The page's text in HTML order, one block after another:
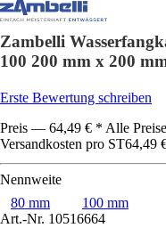
Zambelli
100 200 mm x 200
Erste Bewertung schreiben
Preis — 64,49 € * Alle
Versandkosten pro ST64,49
Nennweite
80 mm
100 mm
Art.-Nr. 10516664